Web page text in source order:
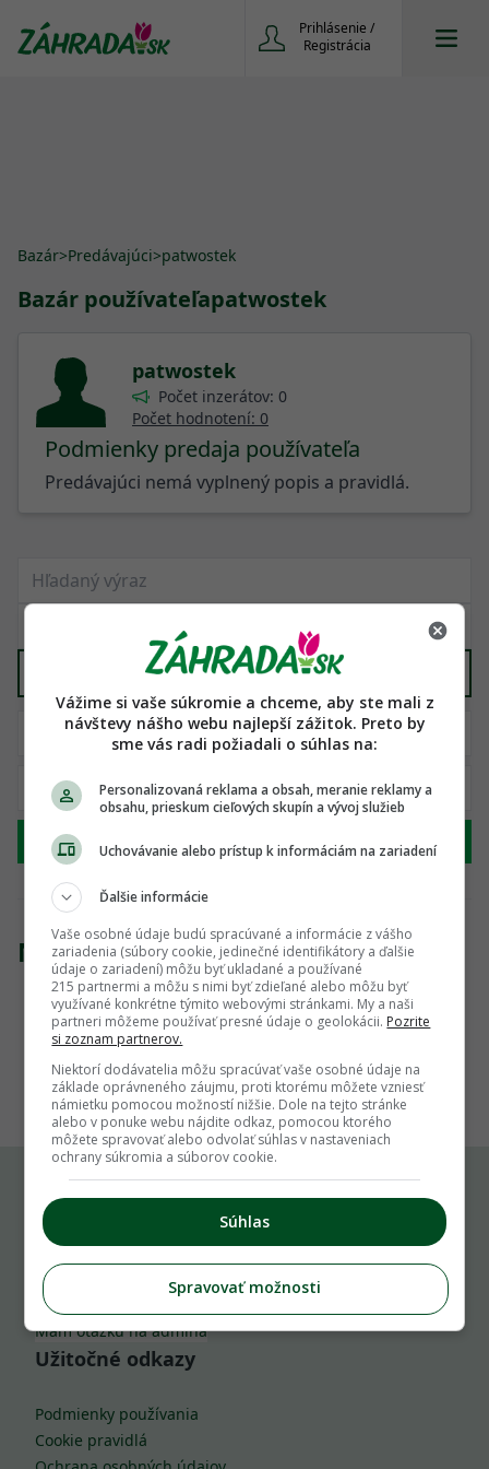
Prihlásenie /
Registrácia
Bazár>Predávajúci>patwostek
Bazár používateľapatwostek
patwostek
Počet inzerátov: 0
Počet hodnotení: 0
Podmienky predaja používateľa
Predávajúci nemá vyplnený popis a pravidlá.
Vyber kategóriu
Hľadať
Nenašli sme žiadny produkt
1
Komu môžeš napísať
info@zahrada.sk
Nahlás chybu
Mám otázku na admina
Užitočné odkazy
Podmienky používania
Cookie pravidlá
Vážime si vaše súkromie a chceme, aby ste mali z
návštevy nášho webu najlepší zážitok. Preto by
sme vás radi požiadali o súhlas na:
Personalizovaná reklama a obsah, meranie reklamy a
obsahu, prieskum cieľových skupín a vývoj služieb
Uchovávanie alebo prístup k informáciám na zariadení
Ďalšie informácie
Vaše osobné údaje budú spracúvané a informácie z vášho
zariadenia (súbory cookie, jedinečné identifikátory a ďalšie
údaje o zariadení) môžu byť ukladané a používané
215 partnermi a môžu s nimi byť zdieľané alebo môžu byť
využívané konkrétne týmito webovými stránkami. My a naši
partneri môžeme používať presné údaje o geolokácii. Pozrite
si zoznam partnerov.
Niektorí dodávatelia môžu spracúvať vaše osobné údaje na
základe oprávneného záujmu, proti ktorému môžete vzniesť
námietku pomocou možností nižšie. Dole na tejto stránke
alebo v ponuke webu nájdite odkaz, pomocou ktorého
môžete spravovať alebo odvolať súhlas v nastaveniach
ochrany súkromia a súborov cookie.
Súhlas
Spravovať možnosti